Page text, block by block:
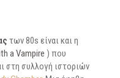
των 80s είναι και η
a Vampire ) που
στη συλλογή ιστοριών